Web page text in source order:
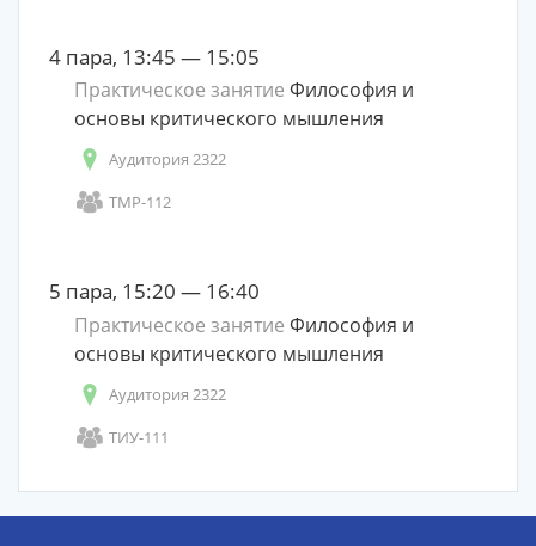
4 пара, 13:45 — 15:05
Практическое занятие Философия и
основы критического мышления
Аудитория 2322
ТМР-112
5 пара, 15:20 — 16:40
Практическое занятие Философия и
основы критического мышления
Аудитория 2322
ТИУ-111